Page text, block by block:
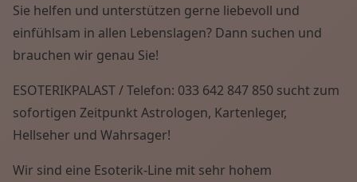
Sie helfen und unterstützen gerne liebevoll und
einfühlsam in allen Lebenslagen? Dann suchen und
brauchen wir genau Sie!
ESOTERIKPALAST / Telefon: 033 642 847 850 sucht zum
sofortigen Zeitpunkt Astrologen, Kartenleger,
Hellseher und Wahrsager!
Wir sind eine Esoterik-Line mit sehr hohem